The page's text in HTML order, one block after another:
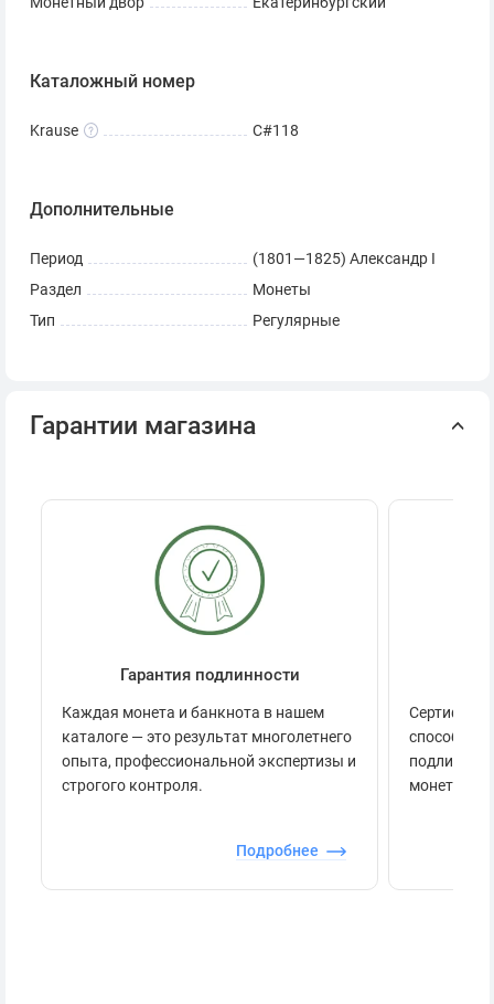
Каталожный номер
Krause C#118
Дополнительные
Период
(1801—1825) Александр I
Раздел
Монеты
Тип
Регулярные
Гарантии магазина
Гарантия подлинности
Каждая монета и банкнота в нашем
каталоге — это результат многолетнего
опыта, профессиональной экспертизы и
строгого контроля.
Подробнее
способов
монеты.